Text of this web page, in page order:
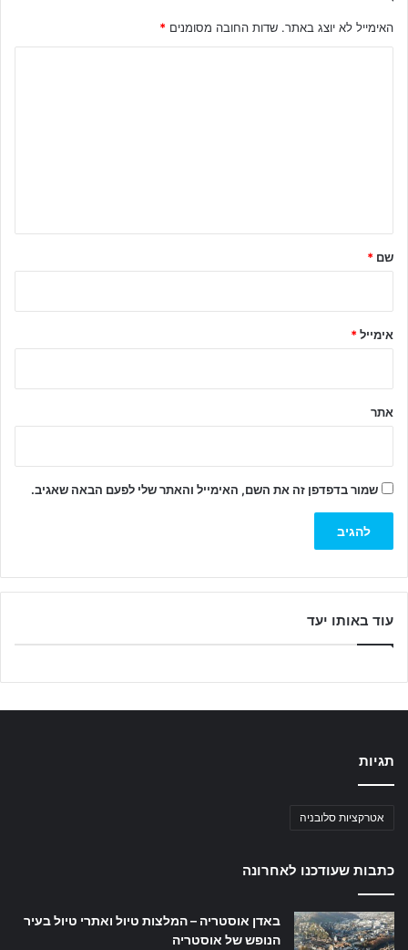
האימייל לא יוצג באתר. שדות החובה מסומנים *
ל
שם *
אימייל*
אתר
שמור בדפדפן זה את השם, האימייל והאתר שלי לפעם הבאה שאגיב.
עוד באותו יעד
תגיות
אטרקציות סלובניה
כתבות שעודכנו לאחרונה
באדן אוסטריה – המלצות טיול ואתרי טיול בעיר
הנופש של אוסטריה